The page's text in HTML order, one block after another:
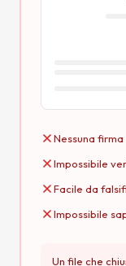
Nessuna
Impossibile
Facile da
Impossibile
Un file che